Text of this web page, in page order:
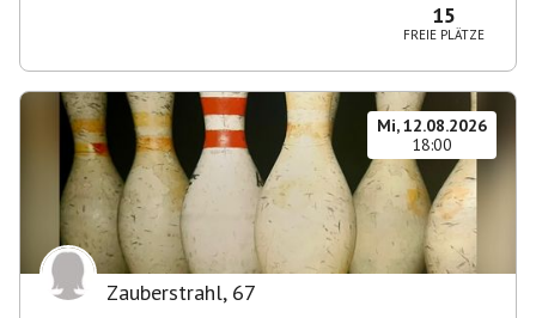
15
FREIE PLÄTZE
Mi, 12.08.2026
18:00
Zauberstrahl, 67